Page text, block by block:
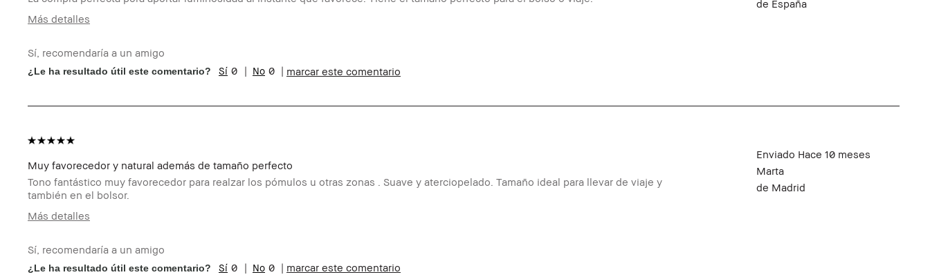
de España
Más detalles
Tipo de piel
Preocupaciones de la piel
Envejecimiento, Manchas, Rojeces
Natural, Resultados Instantáneos
Miembro del Bobbi Brown Club
Sí, recomendaría a un amigo
¿Le ha resultado útil este comentario? 0 0 marcar este comentario
Muy favorecedor y natural además de tamaño perfecto
Enviado Hace 10 meses
Marta
de Madrid
Tono fantástico muy favorecedor para realzar los pómulos u otras zonas . Suave y aterciopelado. Tamaño ideal para llevar de viaje y
también en el bolsor.
Más detalles
Tipo de piel
Tono de piel
Muy Claro - Claro
Sí, recomendaría a un amigo
¿Le ha resultado útil este comentario? 0 0 marcar este comentario